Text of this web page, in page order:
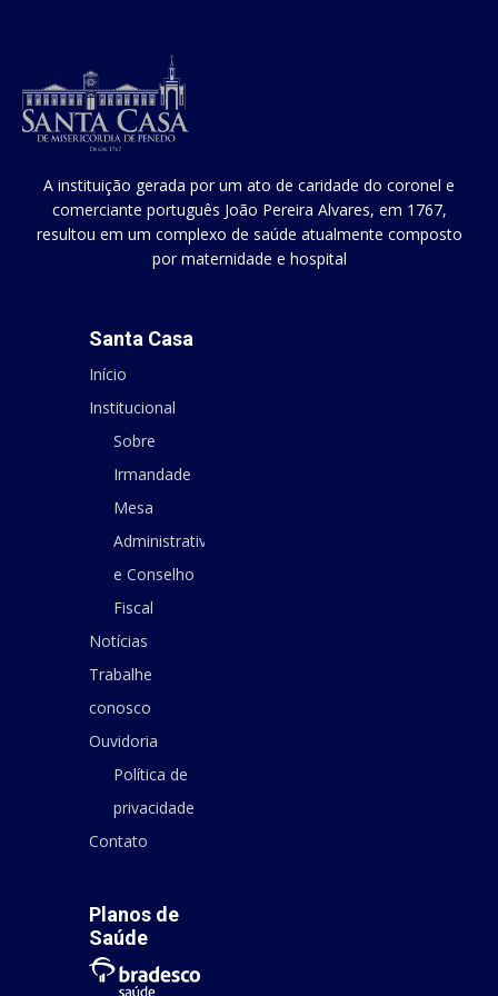
A instituição gerada por um ato de caridade do coronel e
comerciante português João Pereira Alvares, em 1767,
resultou em um complexo de saúde atualmente composto
por maternidade e hospital
Santa Casa
Início
Institucional
Sobre
Irmandade
Mesa
Administrativa
e Conselho
Fiscal
Notícias
Trabalhe
conosco
Ouvidoria
Política de
privacidade
Contato
Planos de
Saúde